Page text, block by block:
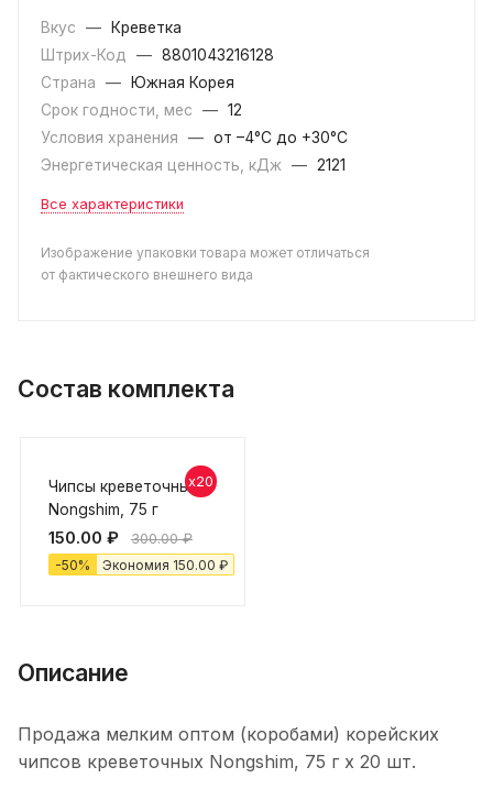
Вкус —
Креветка
Штрих-Код
— 8801043216128
Страна
—
Южная Корея
Срок годности, мес
— 12
Условия хранения
— от –4°С до +30°C
Энергетическая ценность, кДж
— 2121
Все характеристики
Изображение упаковки товара может отличаться
от фактического внешнего вида
Состав комплекта
x20
Чипсы креветочные
Nongshim, 75 г
150.00 ₽ 300.00₽
-50% Экономия 150.00 ₽
Описание
Продажа мелким оптом (коробами) корейских
чипсов креветочных Nongshim, 75 г х 20 шт.